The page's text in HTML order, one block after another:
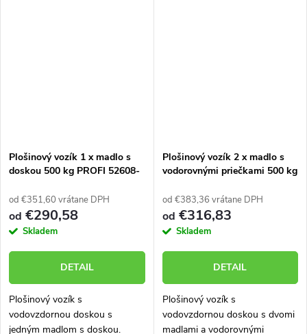
Plošinový vozík 1 x madlo s
doskou 500 kg PROFI 52608-
od €351,60 vrátane DPH
od €290,58
Skladem
DETAIL
Plošinový vozík s
vodovzdornou doskou s
jedným madlom s doskou.
Plošinový vozík 2 x madlo s
vodorovnými priečkami 500 kg
od €383,36 vrátane DPH
od €316,83
Skladem
DETAIL
Plošinový vozík s
vodovzdornou doskou s dvomi
madlami a vodorovnými